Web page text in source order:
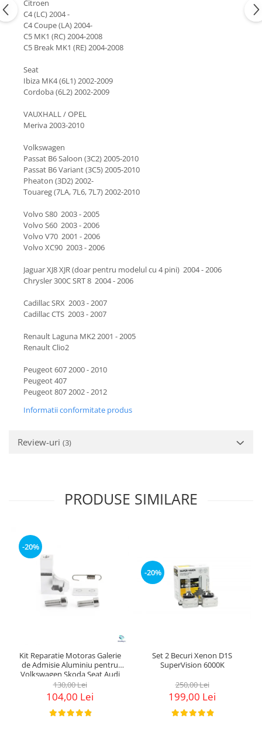
Citroen
C4 (LC) 2004 -
C4 Coupe (LA) 2004-
C5 MK1 (RC) 2004-2008
C5 Break MK1 (RE) 2004-2008
Seat
Ibiza MK4 (6L1) 2002-2009
Cordoba (6L2) 2002-2009
VAUXHALL / OPEL
Meriva 2003-2010
Volkswagen
Passat B6 Saloon (3C2) 2005-2010
Passat B6 Variant (3C5) 2005-2010
Pheaton (3D2) 2002-
Touareg (7LA, 7L6, 7L7) 2002-2010
Volvo S80 2003 - 2005
Volvo S60 2003 - 2006
Volvo V70 2001 - 2006
Volvo XC90 2003 - 2006
Jaguar XJ8 XJR (doar pentru modelul cu 4 pini) 2004 - 2006
Chrysler 300C SRT 8 2004 - 2006
Cadillac SRX 2003 - 2007
Cadillac CTS 2003 - 2007
Renault Laguna MK2 2001 - 2005
Renault Clio2
Peugeot 607 2000 - 2010
Peugeot 407
Peugeot 807 2002 - 2012
Informatii conformitate produs
Review-uri (3)
PRODUSE SIMILARE
-20%
Kit Reparatie Motoras Galerie
de Admisie Aluminiu pentru
Volkswagen Skoda Seat Audi
P2015
130,00 Lei
104,00 Lei
-20%
Set 2 Becuri Xenon D1S
SuperVision 6000K
250,00 Lei
199,00 Lei